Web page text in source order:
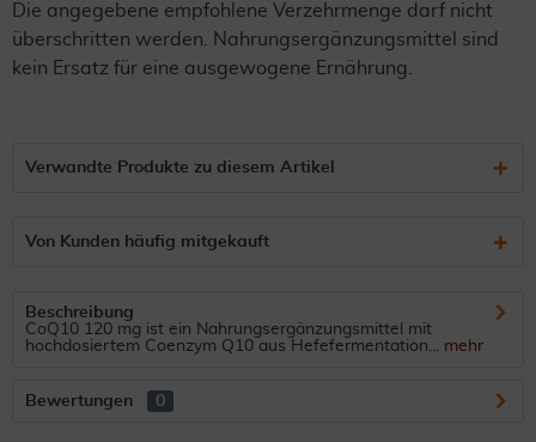
Die angegebene empfohlene Verzehrmenge darf nicht
überschritten werden. Nahrungsergänzungsmittel sind
kein Ersatz für eine ausgewogene Ernährung.
Verwandte Produkte zu diesem Artikel
Von Kunden häufig mitgekauft
Beschreibung
CoQ10 120 mg ist ein Nahrungsergänzungsmittel mit
hochdosiertem Coenzym Q10 aus Hefefermentation... mehr
Bewertungen 0